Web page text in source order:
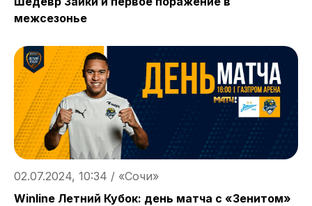
межсезонье
02.07.2024, 10:34 / «Сочи»
Winline Летний Кубок: день матча с «Зенитом»